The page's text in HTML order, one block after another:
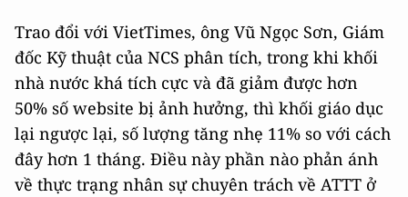
Trao đổi với VietTimes, ông Vũ Ngọc Sơn, Giám
đốc Kỹ thuật của NCS phân tích, trong khi khối
nhà nước khá tích cực và đã giảm được hơn
50% số website bị ảnh hưởng, thì khối giáo dục
lại ngược lại, số lượng tăng nhẹ 11% so với cách
đây hơn 1 tháng. Điều này phần nào phản ánh
về thực trạng nhân sự chuyên trách về ATTT ở